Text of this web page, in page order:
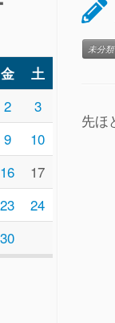
金 土
2
3
9
10
16
17
23
24
30
未分類
先ほ